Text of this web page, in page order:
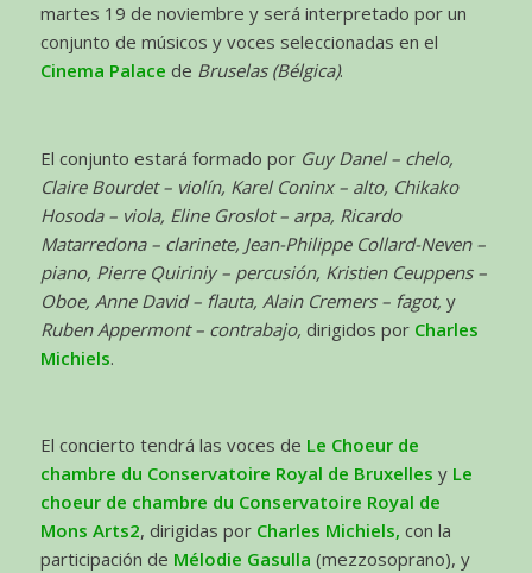
martes 19 de noviembre y será interpretado por un
conjunto de músicos y voces seleccionadas en el
Cinema Palace de Bruselas (Bélgica).
El conjunto estará formado por Guy Danel – chelo,
Claire Bourdet – violín, Karel Coninx – alto, Chikako
Hosoda – viola, Eline Groslot – arpa, Ricardo
Matarredona – clarinete, Jean-Philippe Collard-Neven –
piano, Pierre Quiriniy – percusión, Kristien Ceuppens –
Oboe, Anne David – flauta, Alain Cremers – fagot, y
Ruben Appermont – contrabajo, dirigidos por Charles
Michiels.
El concierto tendrá las voces de Le Choeur de
chambre du Conservatoire Royal de Bruxelles y Le
choeur de chambre du Conservatoire Royal de
Mons Arts2, dirigidas por Charles Michiels, con la
participación de Mélodie Gasulla (mezzosoprano), y